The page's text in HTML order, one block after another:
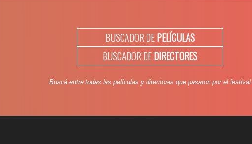
BUSCADOR DEPELÍCULAS
BUSCADOR DEDIRECTORES
Buscá entre todas las películas y directores que pasaron por el festival